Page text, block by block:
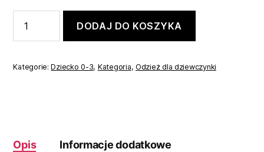
Skarpetki
dziewczęce
par
DODAJ DO KOSZYKA
Kategorie:Dziecko 0-3, Kategoria, Odzież dla dziewczynki
Opis Informacje dodatkowe